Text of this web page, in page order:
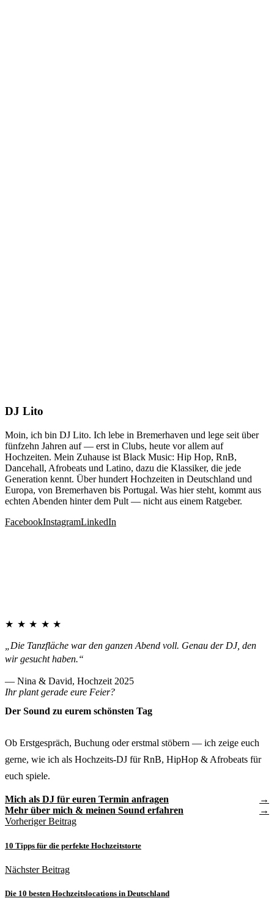
DJ Lito
Moin, ich bin DJ Lito. Ich lebe in Bremerhaven und lege seit über
fünfzehn Jahren auf — erst in Clubs, heute vor allem auf
Hochzeiten. Mein Zuhause ist Black Music: Hip Hop, RnB,
Dancehall, Afrobeats und Latino, dazu die Klassiker, die jede
Generation kennt. Über hundert Hochzeiten in Deutschland und
Europa, von Bremerhaven bis Portugal. Was hier steht, kommt aus
echten Abenden hinter dem Pult — nicht aus einem Ratgeber.
FacebookInstagramLinkedIn
★★★★★
„Die Tanzfläche war den ganzen Abend voll. Genau der DJ, den
wir gesucht haben.“
— Nina & David, Hochzeit 2025
Ihr plant gerade eure Feier?
Der Sound zu eurem schönsten Tag
Ob Erstgespräch, Buchung oder erstmal stöbern — ich zeige euch
gerne, wie ich als Hochzeits-DJ für RnB, HipHop & Afrobeats für
euch spiele.
Mich als DJ für euren Termin anfragen
Mehr über mich & meinen Sound erfahren
Vorheriger Beitrag
10 Tipps für die perfekte Hochzeitstorte
Nächster Beitrag
Die 10 besten Hochzeitslocations in Deutschland